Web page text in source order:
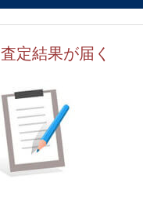
査定結果が届く